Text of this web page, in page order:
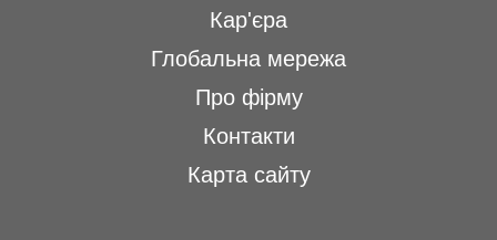
Кар'єра
Глобальна мережа
Про фірму
Контакти
Карта сайту